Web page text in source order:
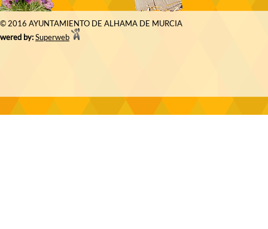
© 2016 AYUNTAMIENTO DE ALHAMA DE MURCIA
by:Superweb